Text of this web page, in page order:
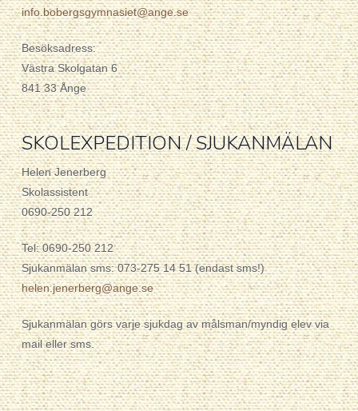
info.bobergsgymnasiet@ange.se
Besöksadress:
Västra Skolgatan 6
841 33 Ånge
SKOLEXPEDITION / SJUKANMÄLAN
Helen Jenerberg
Skolassistent
0690-250 212
Tel: 0690-250 212
Sjukanmälan sms: 073-275 14 51 (endast sms!)
helen.jenerberg@ange.se
Sjukanmälan görs varje sjukdag av målsman/myndig elev via
mail eller sms.